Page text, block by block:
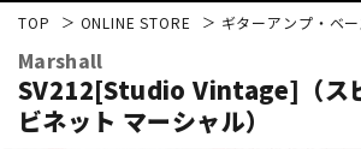
TOP ONLINE STORE ギターアンプ・ベ
Marshall
SV212[Studio Vintage]（ス
ビネット マーシャル）